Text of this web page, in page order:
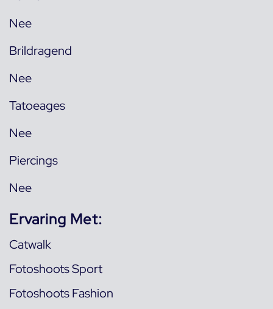
Nee
Brildragend
Nee
Tatoeages
Nee
Piercings
Nee
Ervaring Met:
Catwalk
Fotoshoots Sport
Fotoshoots Fashion